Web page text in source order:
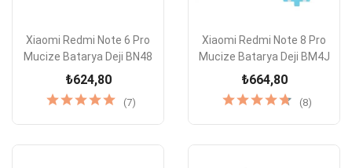
Xiaomi Redmi Note 6 Pro
Mucize Batarya Deji BN48
₺624,80
(7)
Xiaomi Redmi Note 8 Pro
Mucize Batarya Deji BM4J
₺664,80
(8)